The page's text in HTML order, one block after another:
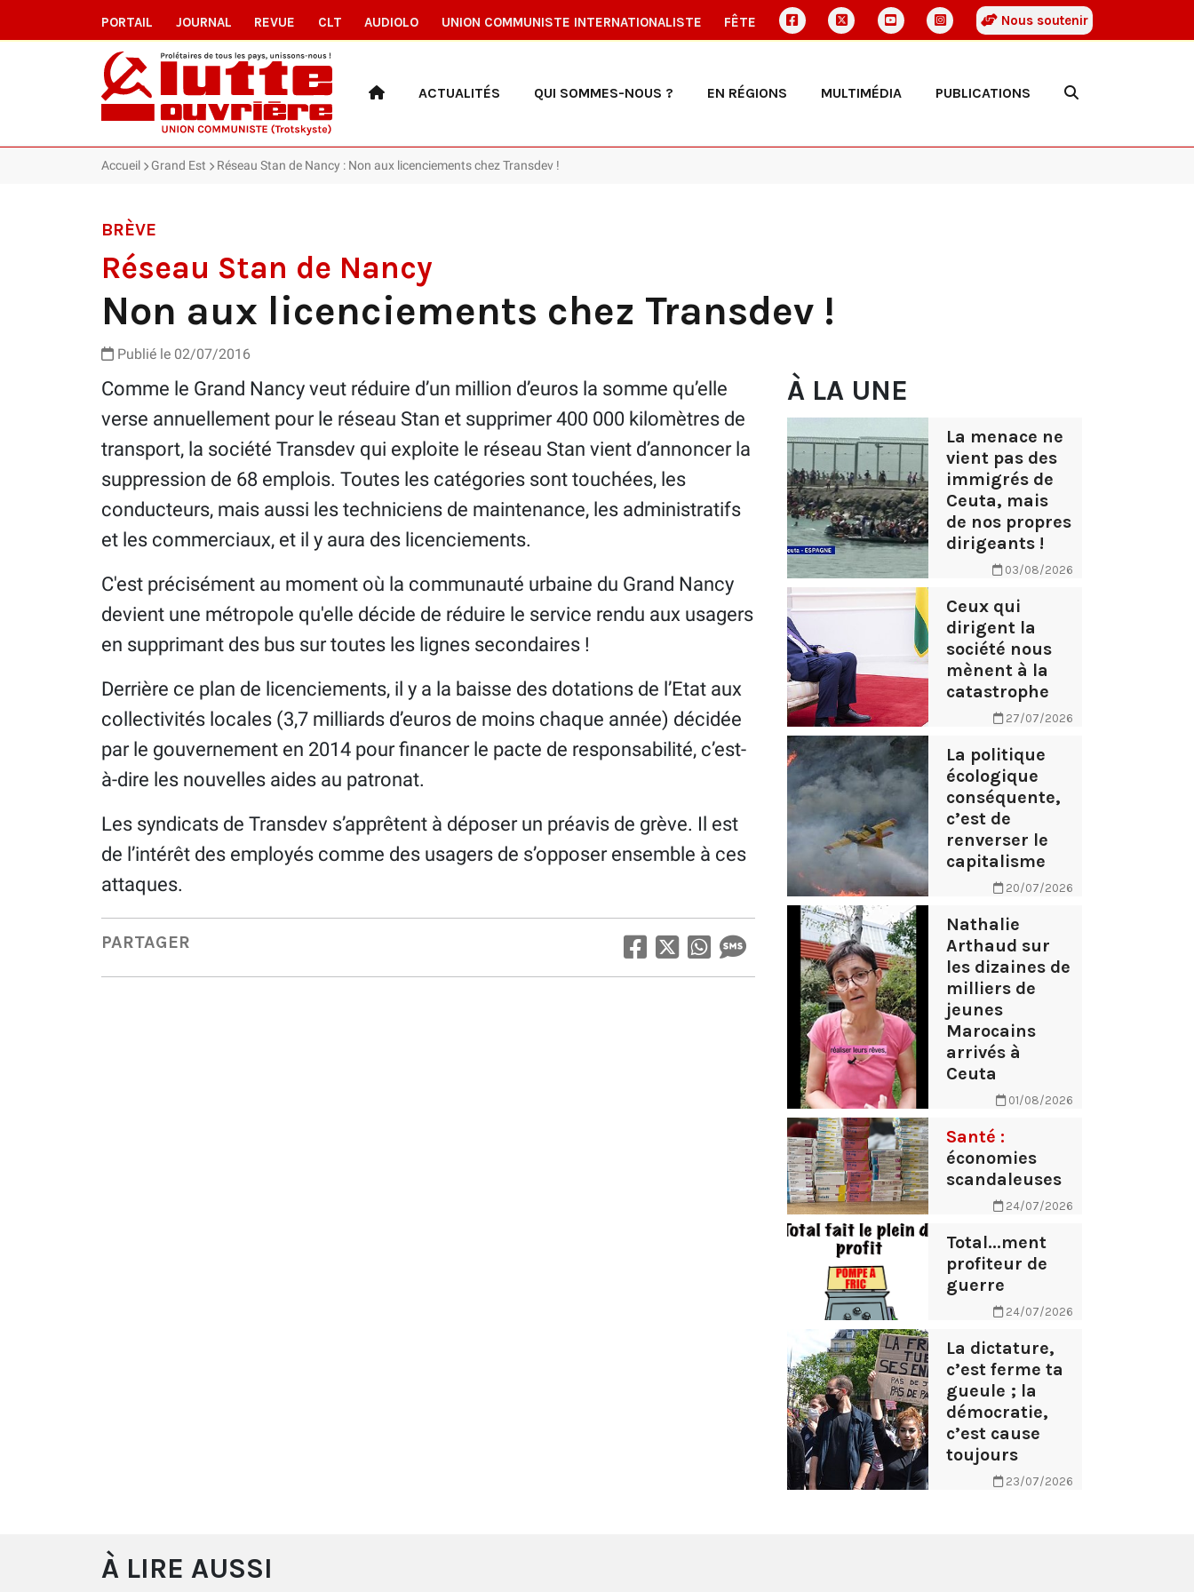
PORTAIL JOURNAL REVUE CLT AUDIOLO UNION COMMUNISTE INTERNATIONALISTE FÊTE Nous soutenir
ACTUALITÉS QUI SOMMES-NOUS ? EN RÉGIONS MULTIMÉDIA PUBLICATIONS
Accueil Grand Est Réseau Stan de Nancy : Non aux licenciements chez Transdev !
BRÈVE
Réseau Stan de Nancy
Non aux licenciements chez Transdev !
Publié le 02/07/2016
Comme le Grand Nancy veut réduire d’un million d’euros la somme qu’elle
verse annuellement pour le réseau Stan et supprimer 400 000 kilomètres de
transport, la société Transdev qui exploite le réseau Stan vient d’annoncer la
suppression de 68 emplois. Toutes les catégories sont touchées, les
conducteurs, mais aussi les techniciens de maintenance, les administratifs
et les commerciaux, et il y aura des licenciements.
C'est précisément au moment où la communauté urbaine du Grand Nancy
devient une métropole qu'elle décide de réduire le service rendu aux usagers
en supprimant des bus sur toutes les lignes secondaires !
Derrière ce plan de licenciements, il y a la baisse des dotations de l’Etat aux
collectivités locales (3,7 milliards d’euros de moins chaque année) décidée
par le gouvernement en 2014 pour financer le pacte de responsabilité, c’est-
à-dire les nouvelles aides au patronat.
Les syndicats de Transdev s’apprêtent à déposer un préavis de grève. Il est
de l’intérêt des employés comme des usagers de s’opposer ensemble à ces
attaques.
PARTAGER
À LA UNE
La menace ne
vient pas des
immigrés de
Ceuta, mais
de nos propres
dirigeants !
03/08/2026
Ceux qui
dirigent la
société nous
mènent à la
catastrophe
27/07/2026
La politique
écologique
conséquente,
c’est de
renverser le
capitalisme
20/07/2026
Nathalie
Arthaud sur
les dizaines de
milliers de
jeunes
Marocains
arrivés à
Ceuta
01/08/2026
Santé :
économies
scandaleuses
24/07/2026
Total...ment
profiteur de
guerre
24/07/2026
La dictature,
c’est ferme ta
gueule ; la
démocratie,
c’est cause
toujours
23/07/2026
À LIRE AUSSI